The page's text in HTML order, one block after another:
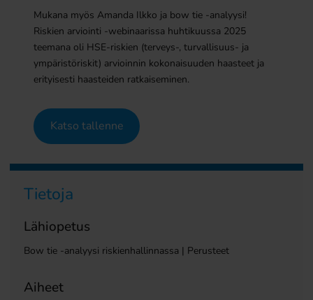
Mukana myös Amanda Ilkko ja bow tie -analyysi!
Riskien arviointi -webinaarissa huhtikuussa 2025
teemana oli HSE-riskien (terveys-, turvallisuus- ja
ympäristöriskit) arvioinnin kokonaisuuden haasteet ja
erityisesti haasteiden ratkaiseminen.
Katso tallenne
Tietoja
Lähiopetus
Bow tie -analyysi riskienhallinnassa | Perusteet
Aiheet